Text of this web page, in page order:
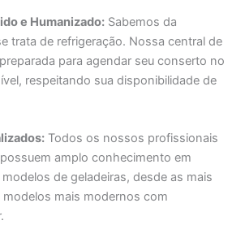
e Humanizado: Sabemos da
trata de refrigeração. Nossa central de
para agendar seu conserto no
respeitando sua disponibilidade de
Todos os nossos profissionais
amplo conhecimento em
de geladeiras, desde as mais
mais modernos com